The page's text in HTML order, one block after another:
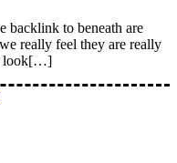
backlink to beneath are
really feel they are really
look[…]